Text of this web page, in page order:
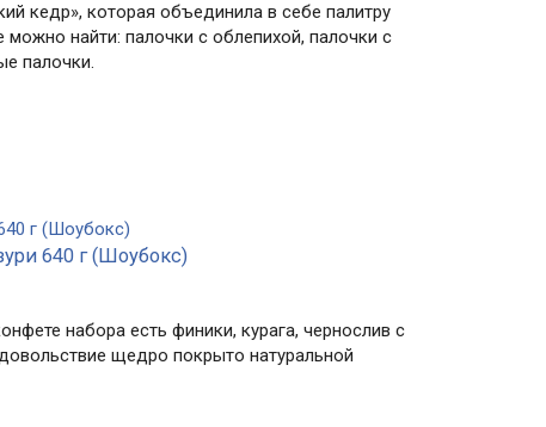
кедр», которая объединила в себе палитру
найти: палочки с облепихой, палочки с
палочки.
640 г (Шоубокс)
набора есть финики, курага, чернослив с
щедро покрыто натуральной